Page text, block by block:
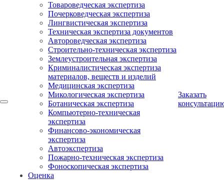
Товароведческая экспертиза
Почерковедческая экспертиза
Лингвистическая экспертиза
Техническая экспертиза документов
Автороведческая экспертиза
Cтроительно-техническая экспертиза
Землеустроительная экспертиза
Криминалистическая экспертиза
материалов, веществ и изделий
Медицинская экспертиза
Микологическая экспертиза
Ботаническая экспертиза
Компьютерно-техническая
экспертиза
Финансово-экономическая
экспертиза
Автоэкспертиза
Пожарно-техническая экспертиза
Фоноскопическая экспертиза
Оценка
Заказать